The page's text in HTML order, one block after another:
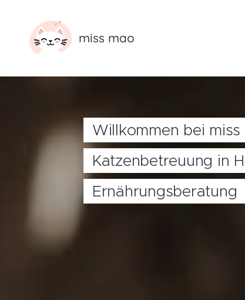
miss mao
Willkommen bei
Katzenbetreuung in
Ernährungsberatung